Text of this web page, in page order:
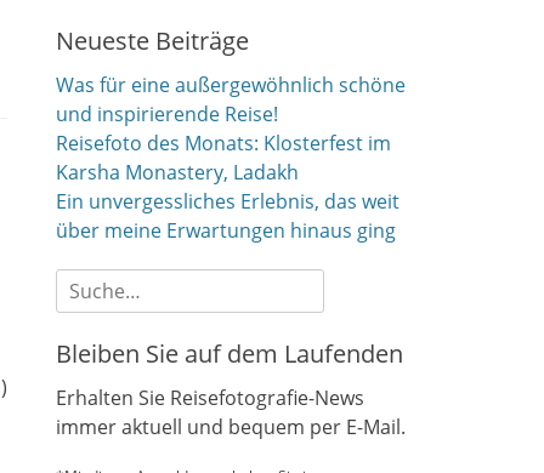
Neueste Beiträge
Was für eine außergewöhnlich schöne
und inspirierende Reise!
Reisefoto des Monats: Klosterfest im
Karsha Monastery, Ladakh
Ein unvergessliches Erlebnis, das weit
über meine Erwartungen hinaus ging
Suche
nach:
Bleiben Sie auf dem Laufenden
Erhalten Sie Reisefotografie-News
immer aktuell und bequem per E-Mail.